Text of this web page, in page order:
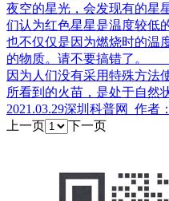
夜空的星光，会发现有的星
们认为红色星星是温度较
也不仅仅是因为燃烧时的温
的物质。请不要搞错了。
因为人们没有采用特殊方法
所看到的火苗，是处于自然
2021.03.29深圳科普网
作者：
上一页
下一页